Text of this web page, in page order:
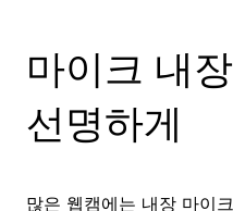
마이크 내
선명하게
많은 웹캠에는 내장 마이